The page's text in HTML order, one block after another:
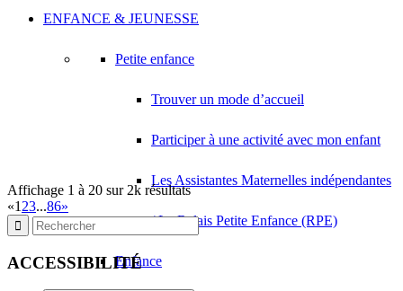
ENFANCE & JEUNESSE
Petite enfance
Trouver un mode d’accueil
Participer à une activité avec mon enfant
Les Assistantes Maternelles indépendantes
/ Le Relais Petite Enfance (RPE)
Enfance
01 43 83 75 3501 43 83 75 35
SALINES JESSICA
SAME-ROMAIN Clara
01 43 83 75 35
Affichage 1 à 20 sur 2k résultats
«1 23...86»
ACCESSIBILITÉ